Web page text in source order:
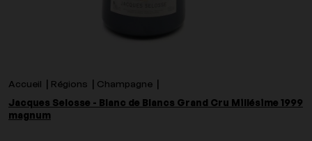
Accueil Régions
Champagne
Jacques Selosse - Blanc de Blancs Grand Cru Millésime 1999
magnum